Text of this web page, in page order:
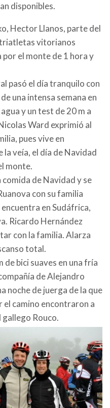
disponibles.
Hector Llanos, parte del
vitorianos
el monte de 1 hora y
pasó el día tranquilo con
una intensa semana en
y un test de 20 m a
Ward exprimió al
pues vive en
la veía, el día de Navidad
monte.
de Navidad y se
con su familia
en Sudáfrica,
Ricardo Hernández
con la familia. Alarza
total.
de bici suaves en una fría
de Alejandro
noche de juerga de la que
el camino encontraron a
Rouco.